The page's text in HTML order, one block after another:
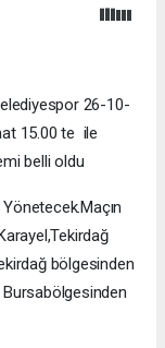
26-10-
15.00 te ile
belli oldu
bölgesinden